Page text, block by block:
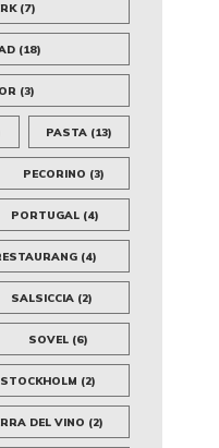
(7)
(18)
(3)
PASTA(13)
PECORINO (3)
PORTUGAL(4)
(4)
SALSICCIA (2)
SOVEL(6)
STOCKHOLM (2)
DEL VINO (2)